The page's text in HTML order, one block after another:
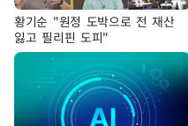
황기순 "원정 도박으로 전 재산
잃고 필리핀 도피"